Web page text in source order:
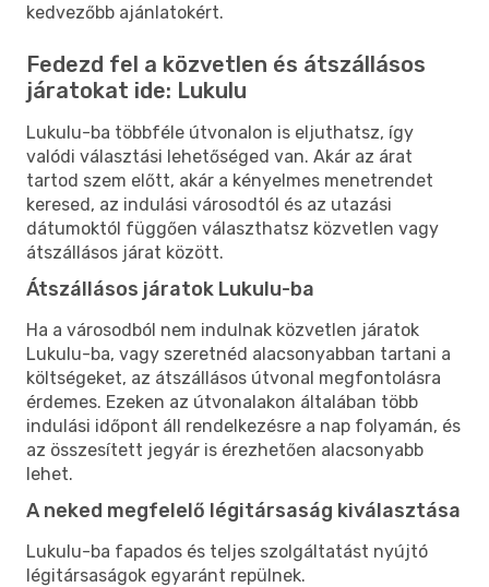
kedvezőbb ajánlatokért.
Fedezd fel a közvetlen és átszállásos
járatokat ide: Lukulu
Lukulu-ba többféle útvonalon is eljuthatsz, így
valódi választási lehetőséged van. Akár az árat
tartod szem előtt, akár a kényelmes menetrendet
keresed, az indulási városodtól és az utazási
dátumoktól függően választhatsz közvetlen vagy
átszállásos járat között.
Átszállásos járatok Lukulu-ba
Ha a városodból nem indulnak közvetlen járatok
Lukulu-ba, vagy szeretnéd alacsonyabban tartani a
költségeket, az átszállásos útvonal megfontolásra
érdemes. Ezeken az útvonalakon általában több
indulási időpont áll rendelkezésre a nap folyamán, és
az összesített jegyár is érezhetően alacsonyabb
lehet.
A neked megfelelő légitársaság kiválasztása
Lukulu-ba fapados és teljes szolgáltatást nyújtó
légitársaságok egyaránt repülnek.